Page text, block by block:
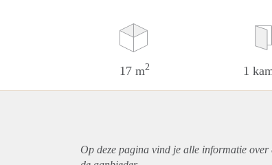
17 m2 1
Op deze pagina vind je alle informatie